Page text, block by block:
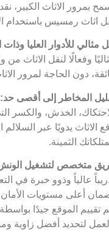
بمرور الاثاث الكبير،
اثاث رمسيس باستخدام
مثالي للأدوار العليا
وفعالًا لنقل الاثاث
دون الحاجة لمرور
المخاطر إلى أقصى حد:
الخدش، والكسر
الاثاث يدويًا عبر
الثمينة.
متخصص لتشغيل
عالياً وذوو خبرة في
أعلى مستويات الأمان
تقييم الموقع جيدًا
لتحديد أفضل زاوية